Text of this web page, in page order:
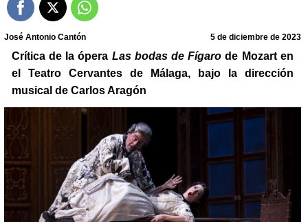
José Antonio Cantón 5 de diciembre de 2023
Crítica de la ópera Las bodas de Fígaro de Mozart en
el Teatro Cervantes de Málaga, bajo la dirección
musical de Carlos Aragón